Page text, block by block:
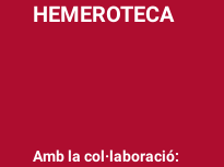
HEMEROTECA
Amb la col·laboració: